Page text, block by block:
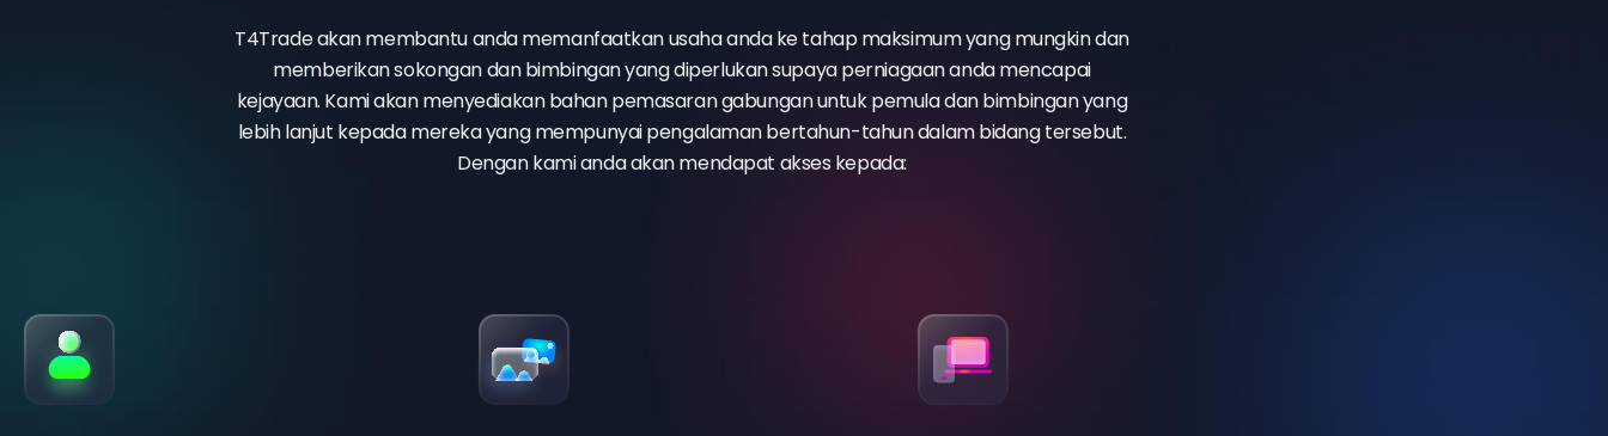
T4Trade akan membantu anda memanfaatkan usaha anda ke tahap maksimum yang mungkin dan
memberikan sokongan dan bimbingan yang diperlukan supaya perniagaan anda mencapai
kejayaan. Kami akan menyediakan bahan pemasaran gabungan untuk pemula dan bimbingan yang
lebih lanjut kepada mereka yang mempunyai pengalaman bertahun-tahun dalam bidang tersebut.
Dengan kami anda akan mendapat akses kepada: